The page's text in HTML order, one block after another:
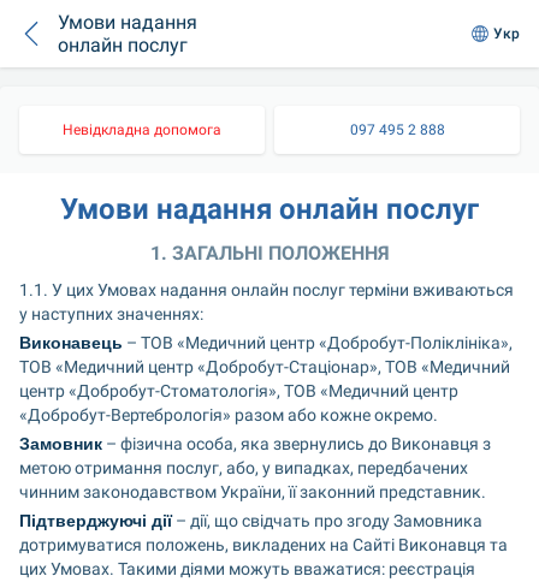
Умови надання
онлайн послуг
Укр
Невідкладна допомога 097 495 2 888
Умови надання онлайн послуг
1. ЗАГАЛЬНІ ПОЛОЖЕННЯ
1.1. У цих Умовах надання онлайн послуг терміни вживаються
у наступних значеннях:
Виконавець – ТОВ «Медичний центр «Добробут-Поліклініка»,
ТОВ «Медичний центр «Добробут-Стаціонар», ТОВ «Медичний
центр «Добробут-Стоматологія», ТОВ «Медичний центр
«Добробут-Вертебрологія» разом або кожне окремо.
Замовник – фізична особа, яка звернулись до Виконавця з
метою отримання послуг, або, у випадках, передбачених
чинним законодавством України, її законний представник.
Підтверджуючі дії – дії, що свідчать про згоду Замовника
дотримуватися положень, викладених на Сайті Виконавця та
цих Умовах. Такими діями можуть вважатися: реєстрація